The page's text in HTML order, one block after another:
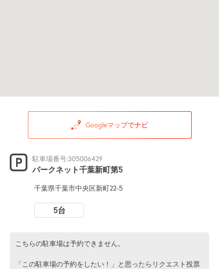
Googleマップでナビ
駐車場番号:305006429
パークネット千葉新町第5
千葉県千葉市中央区新町22-5
5台
こちらの駐車場は予約できません。
「この駐車場の予約をしたい！」と思ったらリクエスト投票